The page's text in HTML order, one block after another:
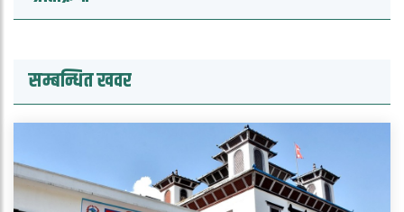
सम्बन्धित खवर